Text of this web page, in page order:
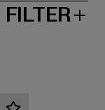
FILTER